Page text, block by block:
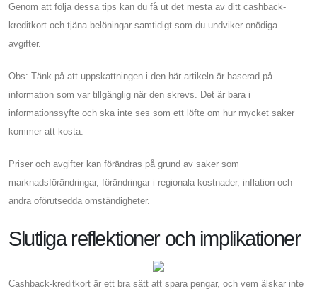
Genom att följa dessa tips kan du få ut det mesta av ditt cashback-
kreditkort och tjäna belöningar samtidigt som du undviker onödiga
avgifter.
Obs: Tänk på att uppskattningen i den här artikeln är baserad på
information som var tillgänglig när den skrevs. Det är bara i
informationssyfte och ska inte ses som ett löfte om hur mycket saker
kommer att kosta.
Priser och avgifter kan förändras på grund av saker som
marknadsförändringar, förändringar i regionala kostnader, inflation och
andra oförutsedda omständigheter.
Slutliga reflektioner och implikationer
Cashback-kreditkort är ett bra sätt att spara pengar, och vem älskar inte